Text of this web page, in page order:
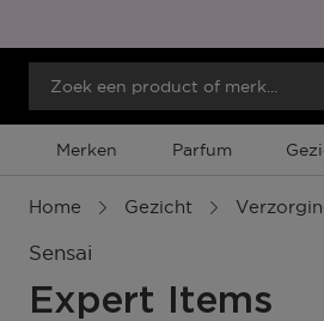
Merken Parfum
Home Gezicht
Sensai
Expert Items